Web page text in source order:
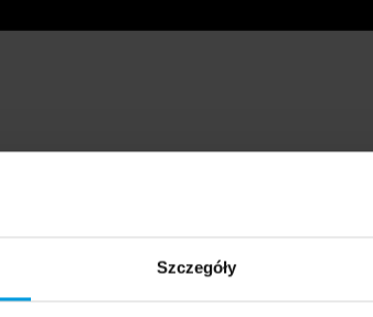
Szczegóły